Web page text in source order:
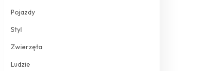
Pojazdy
Styl
Zwierzęta
Ludzie